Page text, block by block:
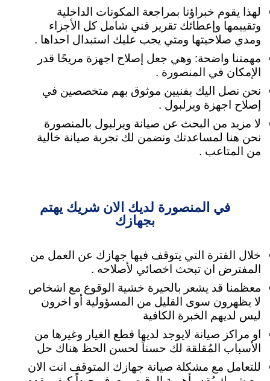
لهذا يقوم خبراؤنا بمراجعة المكونات الداخلية
وتقييمها وإعطائك تقرير فني شامل كل الأجزاء
ومدي صلاحيتها ومتي يجب عليك استبدال احداها .
مهمتنا واضحة: وهي جعل إصلاح اجهزة مريحًا قدر
الإمكان في المنصورة .
نحن نصل اليك بفنيين موثوق بهم متخصصين في
إصلاح اجهزة ويرلبول .
لا مزيد من البحث عن صيانة ويرلبول بالمنصورة
نحن هنا لمساعدتك ونضمن لك تجربة صيانة خالية
من المتاعب .
في المنصورة لديك الان شريك يهتم
بجهازك
خلال الفترة التي يتوقف فيها جهازك عن العمل من
المفترض ان تبحث اخصائي لأصلاحه .
معظمنا قد يشعر بالحيرة خشية الوقوع مع اشخاص
لا يظهرون سوى القليل من المسؤولية أو اخرون
ليس لديهم الخبرة الكافية
او مراكز صيانة لايوجد لديها قطع الغيار وغيرها من
الأسباب المُقلقة لك حسناً لحسن الحظ هناك حل
للتعامل مع مشكلة صيانة جهازك المتوقف انت الان